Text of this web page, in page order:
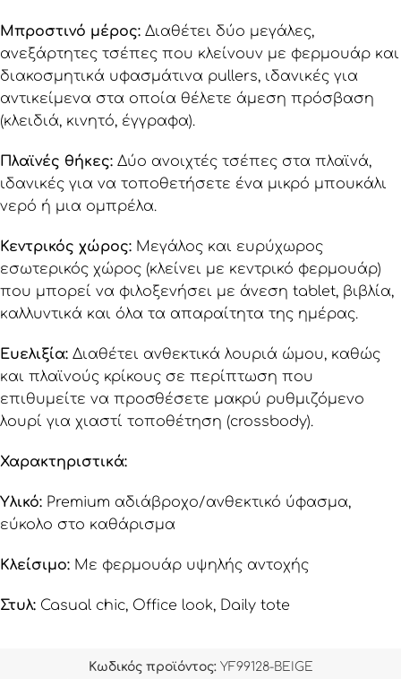
Μπροστινό μέρος: Διαθέτει δύο μεγάλες,
ανεξάρτητες τσέπες που κλείνουν με φερμουάρ και
διακοσμητικά υφασμάτινα pullers, ιδανικές για
αντικείμενα στα οποία θέλετε άμεση πρόσβαση
(κλειδιά, κινητό, έγγραφα).
Πλαϊνές θήκες: Δύο ανοιχτές τσέπες στα πλαϊνά,
ιδανικές για να τοποθετήσετε ένα μικρό μπουκάλι
νερό ή μια ομπρέλα.
Κεντρικός χώρος: Μεγάλος και ευρύχωρος
εσωτερικός χώρος (κλείνει με κεντρικό φερμουάρ)
που μπορεί να φιλοξενήσει με άνεση tablet, βιβλία,
καλλυντικά και όλα τα απαραίτητα της ημέρας.
Ευελιξία: Διαθέτει ανθεκτικά λουριά ώμου, καθώς
και πλαϊνούς κρίκους σε περίπτωση που
επιθυμείτε να προσθέσετε μακρύ ρυθμιζόμενο
λουρί για χιαστί τοποθέτηση (crossbody).
Χαρακτηριστικά:
Υλικό: Premium αδιάβροχο/ανθεκτικό ύφασμα,
εύκολο στο καθάρισμα
Κλείσιμο: Με φερμουάρ υψηλής αντοχής
Στυλ: Casual chic, Office look, Daily tote
Κωδικός προϊόντος: YF99128-BEIGE